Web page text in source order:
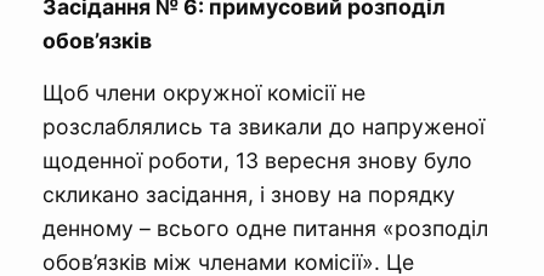
Засідання № 6: примусовий розподіл
обов’язків
Щоб члени окружної комісії не
розслаблялись та звикали до напруженої
щоденної роботи, 13 вересня знову було
скликано засідання, і знову на порядку
денному – всього одне питання «розподіл
обов’язків між членами комісії». Це